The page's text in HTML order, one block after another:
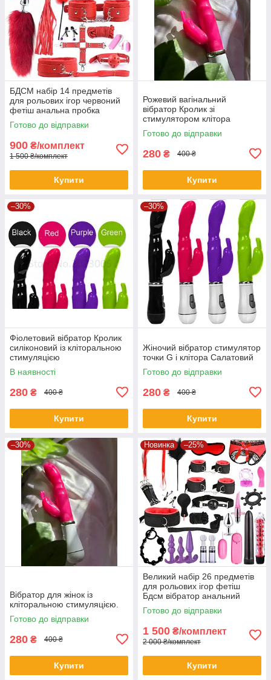
БДСМ набір 14 предметів
для рольових ігор червоний
фетіш анальна пробка
наручники кляп віброяйцо
Готово до відправки
900 ₴/комплект
1 500 ₴/комплект
Купити
Рожевий вагінальний
вібратор Кролик зі
стимулятором клітора
Готово до відправки
280 ₴ 400 ₴
Купити
–30%
Фіолетовий вібратор Кролик
силіконовий із кліторальною
стимуляцією
В наявності
280 ₴ 400 ₴
Купити
–30%
Жіночий вібратор стимулятор
точки G і клітора Салатовий
Готово до відправки
280 ₴ 400 ₴
Купити
–30%
Вібратор для жінок із
кліторальною стимуляцією.
Готово до відправки
280 ₴ 400 ₴
Купити
Новинка –25%
Великий набір 26 предметів
для рольових ігор фетіш
Бдсм вібратор анальний
корок наручники клап
Готово до відправки
1 500 ₴/комплект
2 000 ₴/комплект
Купити